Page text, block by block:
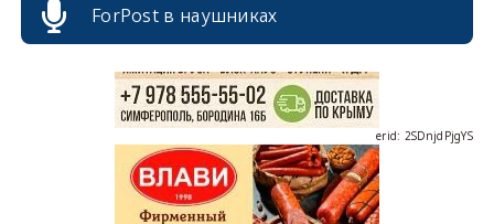
ForPost в наушниках